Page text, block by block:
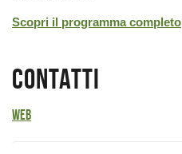
Scopri il programma completo
Contatti
Web